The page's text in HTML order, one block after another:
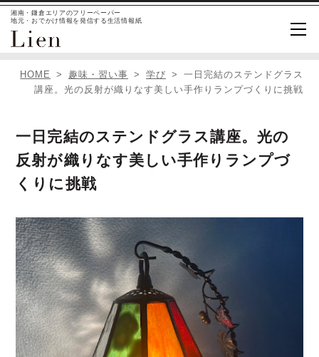
湘南・鎌倉エリアのフリーペーパー
地元・おでかけ情報を発信する生活情報紙
HOME 趣味・習い事 学び
一日完結のステンドグラス
講座。光の反射が織りなす美しい手作りランプづくりに挑戦
一日完結のステンドグラス講座。光の
反射が織りなす美しい手作りランプづ
くりに挑戦